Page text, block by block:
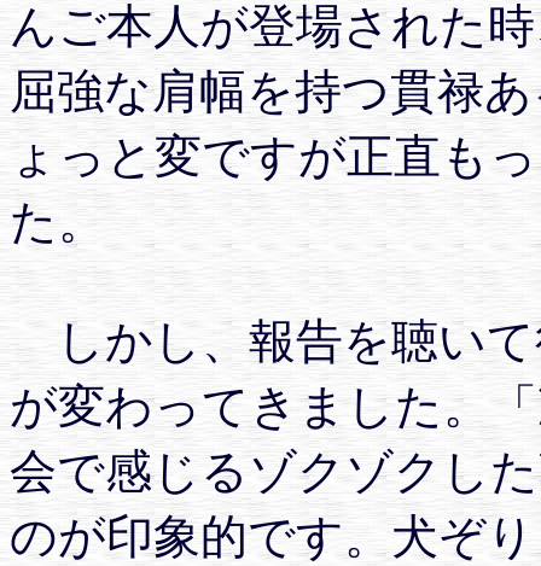
んご本人が登場された
屈強な肩幅を持つ貫禄
ょっと変ですが正直も
た。
しかし、報告を聴いて
が変わってきました。
会で感じるゾクゾクし
のが印象的です。犬ぞ